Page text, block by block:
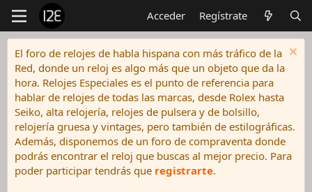
Acceder Regístrate
El foro de relojes de habla hispana con más tráfico de la
Red, donde un reloj es algo más que un objeto que da la
hora. Relojes Especiales es el punto de referencia para
hablar de relojes de todas las marcas, desde Rolex hasta
Seiko, alta relojería, relojes de pulsera y de bolsillo,
relojería gruesa y vintages, pero también de estilográficas.
Además, disponemos de un foro de compraventa donde
podrás encontrar el reloj que buscas al mejor precio. Para
poder participar tendrás que registrarte.